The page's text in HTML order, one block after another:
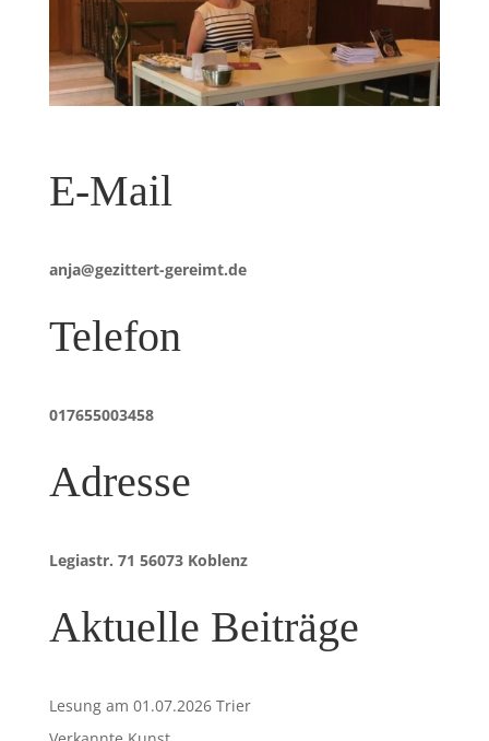
E-Mail
anja@gezittert-gereimt.de
Telefon
017655003458
Adresse
Legiastr. 71 56073 Koblenz
Aktuelle Beiträge
Lesung am 01.07.2026 Trier